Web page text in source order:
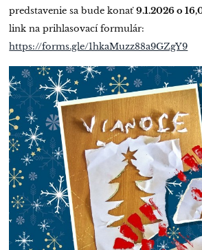
predstavenie sa bude konať 9.1.2026 o
link na prihlasovací formulár:
https://forms.gle/1hkaMuzz88a9GZgY9